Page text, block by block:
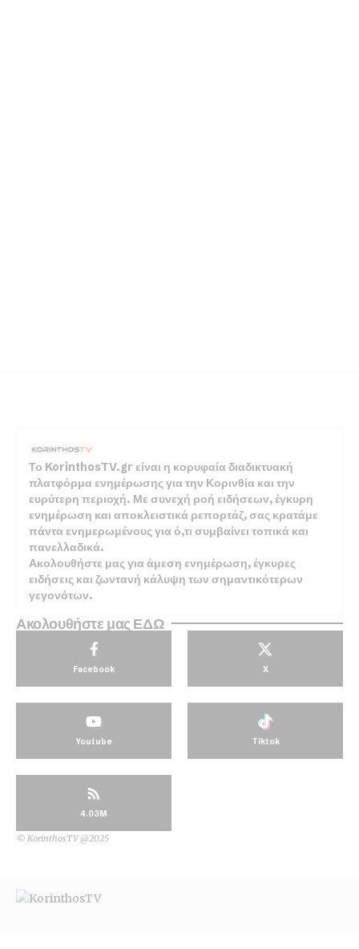
Το KorinthosTV.gr είναι η κορυφαία διαδικτυακή
πλατφόρμα ενημέρωσης για την Κορινθία και την
ευρύτερη περιοχή. Με συνεχή ροή ειδήσεων, έγκυρη
ενημέρωση και αποκλειστικά ρεπορτάζ, σας κρατάμε
πάντα ενημερωμένους για ό,τι συμβαίνει τοπικά και
πανελλαδικά.
Ακολουθήστε μας για άμεση ενημέρωση, έγκυρες
ειδήσεις και ζωντανή κάλυψη των σημαντικότερων
γεγονότων.
Ακολουθήστε μας ΕΔΩ
Facebook X
Youtube Tiktok
4.03M
© KorinthosTV @2025